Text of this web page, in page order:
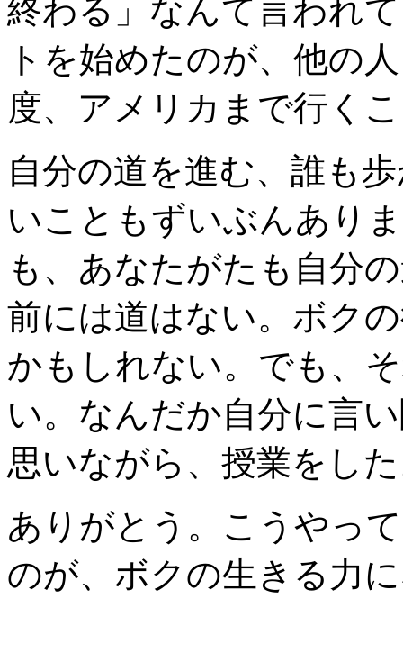
終わる」なんて言われ
トを始めたのが、他の
度、アメリカまで行く
自分の道を進む、誰も
いこともずいぶんあり
も、あなたがたも自分
前には道はない。ボク
かもしれない。でも、
い。なんだか自分に言
思いながら、授業をし
ありがとう。こうやっ
のが、ボクの生きる力